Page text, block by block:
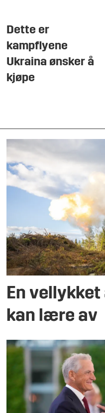
Dette er
kampflyene
Ukraina ønsker å
kjøpe
En
kan lære av